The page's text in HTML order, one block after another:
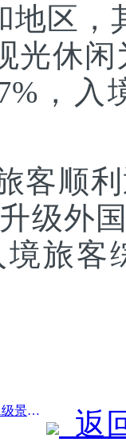
地区，
光休
，
顺利
级外
旅客
前一篇：文旅部：2025年16994个A级景区接待游客75.1亿人次，旅游收入5544.9亿
返